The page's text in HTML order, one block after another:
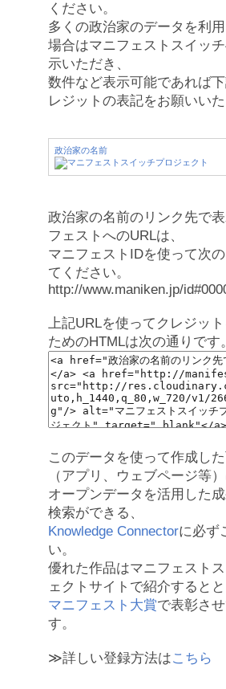
ください。
多くの政治家のデータを利
場合はマニフェストスイッ
示いただき、
数件など表示可能であれば
レジットの表記をお願いいた
政治家の名前
政治家の名前のリンク先で
フェストへのURLは、
マニフェストIDを使って次
てください。
http://www.maniken.jp/
上記URLを使ってクレジッ
ためのHTMLは次の通りです。
このデータを使って作成し
（アプリ、ウェブページ等）
オープンデータを活用した成
検索ができる、
Knowledge Connectorに必ず
い。
優れた作品はマニフェスト
ェクトサイトで紹介するとと
マニフェスト大賞で表彰さ
す。
≫詳しい登録方法はこちら